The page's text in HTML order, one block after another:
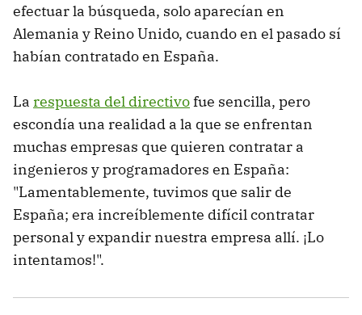
efectuar la búsqueda, solo aparecían en
Alemania y Reino Unido, cuando en el pasado sí
habían contratado en España.
La respuesta del directivofue sencilla, pero
escondía una realidad a la que se enfrentan
muchas empresas que quieren contratar a
ingenieros y programadores en España:
"Lamentablemente, tuvimos que salir de
España; era increíblemente difícil contratar
personal y expandir nuestra empresa allí. ¡Lo
intentamos!".